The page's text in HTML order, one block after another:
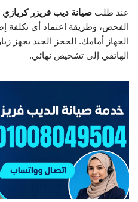
عند طلب صيانة ديب فريزر كريازي
الفحص، وطريقة اعتماد أي تكلفة
الجهاز أمامك. الحجز الجيد يجهز
الهاتفي إلى تشخيص نهائي.